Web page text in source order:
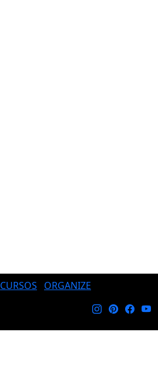
CURSOS ORGANIZE